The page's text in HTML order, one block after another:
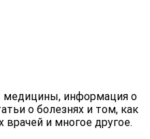
медицины, информация о
о болезнях и том, как
врачей и многое другое.